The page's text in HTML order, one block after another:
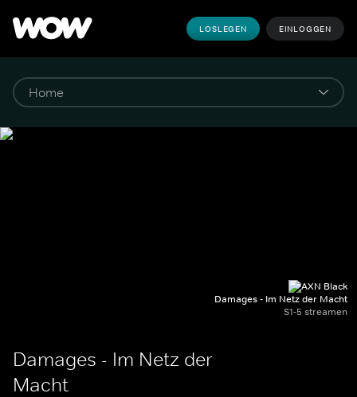
LOSLEGEN EINLOGGEN
Damages - Im Netz der Macht
S1-5 streamen
Damages - Im Netz der
Macht